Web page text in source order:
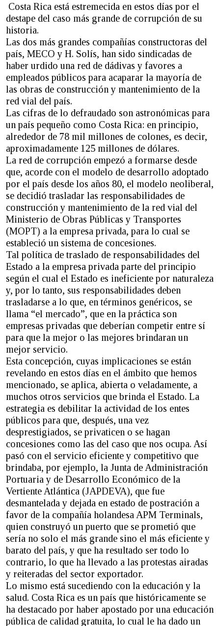
Costa Rica está estremecida en estos días por el
destape del caso más grande de corrupción de su
historia.
Las dos más grandes compañías constructoras del
país, MECO y H. Solís, han sido sindicadas de
haber urdido una red de dádivas y favores a
empleados públicos para acaparar la mayoría de
las obras de construcción y mantenimiento de la
red vial del país.
Las cifras de lo defraudado son astronómicas para
un país pequeño como Costa Rica: en principio,
alrededor de 78 mil millones de colones, es decir,
aproximadamente 125 millones de dólares.
La red de corrupción empezó a formarse desde
que, acorde con el modelo de desarrollo adoptado
por el país desde los años 80, el modelo neoliberal,
se decidió trasladar las responsabilidades de
construcción y mantenimiento de la red vial del
Ministerio de Obras Públicas y Transportes
(MOPT) a la empresa privada, para lo cual se
estableció un sistema de concesiones.
Tal política de traslado de responsabilidades del
Estado a la empresa privada parte del principio
según el cual el Estado es ineficiente por naturaleza
y, por lo tanto, sus responsabilidades deben
trasladarse a lo que, en términos genéricos, se
llama “el mercado”, que en la práctica son
empresas privadas que deberían competir entre sí
para que la mejor o las mejores brindaran un
mejor servicio.
Esta concepción, cuyas implicaciones se están
revelando en estos días en el ámbito que hemos
mencionado, se aplica, abierta o veladamente, a
muchos otros servicios que brinda el Estado. La
estrategia es debilitar la actividad de los entes
públicos para que, después, una vez
desprestigiados, se privaticen o se hagan
concesiones como las del caso que nos ocupa. Así
pasó con el servicio eficiente y competitivo que
brindaba, por ejemplo, la Junta de Administración
Portuaria y de Desarrollo Económico de la
Vertiente Atlántica (JAPDEVA), que fue
desmantelada y dejada en estado de postración a
favor de la compañía holandesa APM Terminals,
quien construyó un puerto que se prometió que
sería no solo el más grande sino el más eficiente y
barato del país, y que ha resultado ser todo lo
contrario, lo que ha llevado a las protestas airadas
y reiteradas del sector exportador.
Lo mismo está sucediendo con la educación y la
salud. Costa Rica es un país que históricamente se
ha destacado por haber apostado por una educación
pública de calidad gratuita, lo cual le ha dado un